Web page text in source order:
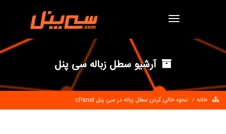
Toggle
آرشیو سطل زباله سی پنل
خانه نحوه خالی کردن سطل زباله در سی پنل cPanel